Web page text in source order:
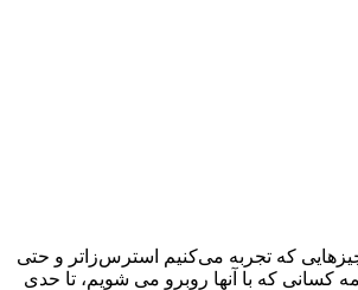
چیزهایی که تجربه می‌کنیم استرس‌زاتر و حتی
کسانی که با آنها روبرو می شویم، تا حدی